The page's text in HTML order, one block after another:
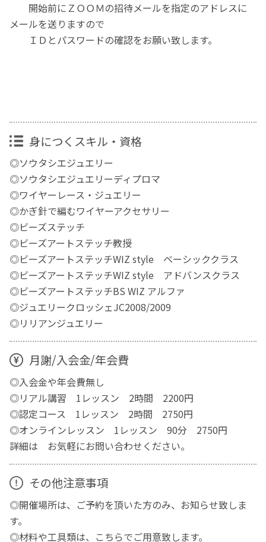
開始前にＺＯＯＭの招待メールを指定のアドレスに
メールを送りますので
ＩＤとパスワードの確認をお願い致します。
身につくスキル・資格
◎ソウタシエジュエリー
◎ソウタシエジュエリーディプロマ
◎ワイヤーレース・ジュエリー
◎かぎ針で編むワイヤーアクセサリー
◎ビーズステッチ
◎ビーズアートステッチ教授
◎ビーズアートステッチWIZ style ベーシッククラス
◎ビーズアートステッチWIZ style アドバンスクラス
◎ビーズアートステッチBS WIZ アルファ
◎ジュエリークロッシェJC2008/2009
◎リリアンジュエリー
月謝/入会金/年会費
◎入会金や年会費無し
◎リアル講習 1レッスン 2時間 2200円
◎認定コース 1レッスン 2時間 2750円
◎オンラインレッスン 1レッスン 90分 2750円
詳細は お気軽にお問い合わせください。
その他注意事項
◎開催場所は、ご予約を頂いた方のみ、お知らせ致しま
す。
◎材料や工具類は、こちらでご用意致します。